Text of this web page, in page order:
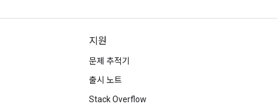
지원
문제 추적기
출시 노트
Stack Overflow